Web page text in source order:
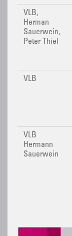
VLB,
Herman
Sauerwein,
Peter Thiel
VLB
VLB
Hermann
Sauerwein